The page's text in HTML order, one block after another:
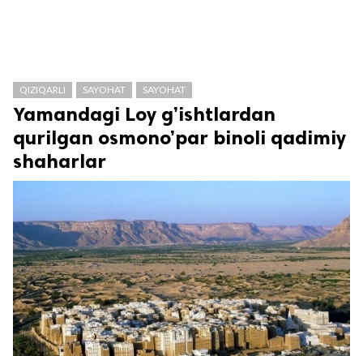
QIZIQARLI SAYOHAT SAYOHAT
Yamandagi Loy g’ishtlardan
qurilgan osmono’par binoli qadimiy
shaharlar